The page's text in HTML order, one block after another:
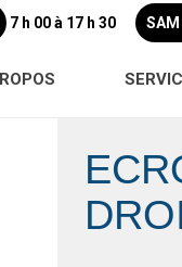
7 h 00 à 17 h 30 SAM